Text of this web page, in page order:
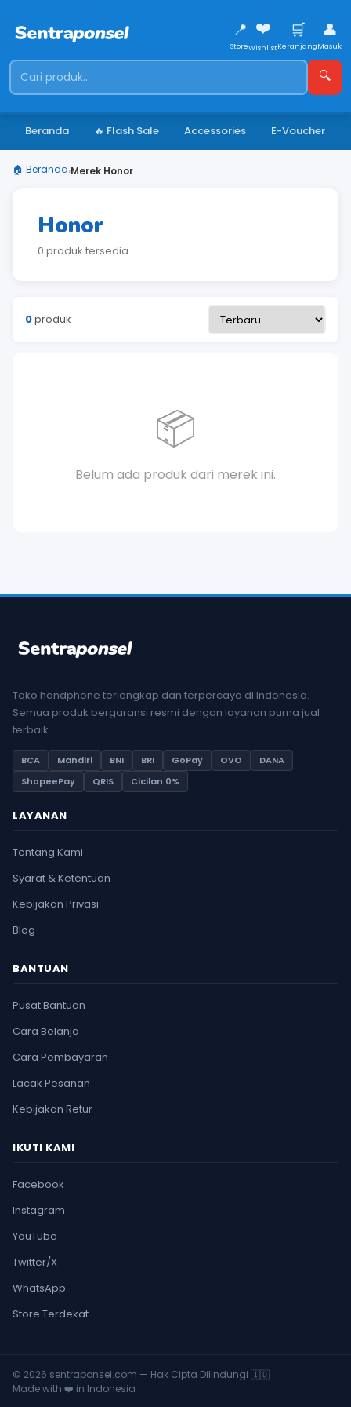
📍
Store
❤️
Wishlist
🛒
Keranjang
👤
Masuk
🔍
Beranda 🔥 Flash Sale Accessories E-Voucher
🏠 Beranda›Merek Honor
Honor
0 produk tersedia
0produk
📦
Belum ada produk dari merek ini.
Toko handphone terlengkap dan terpercaya di Indonesia.
Semua produk bergaransi resmi dengan layanan purna jual
terbaik.
BCA Mandiri BNI BRI GoPay OVO
DANA
ShopeePay
QRIS Cicilan 0%
LAYANAN
Tentang Kami
Syarat & Ketentuan
Kebijakan Privasi
Blog
BANTUAN
Pusat Bantuan
Cara Belanja
Cara Pembayaran
Lacak Pesanan
Kebijakan Retur
IKUTI KAMI
Facebook
Instagram
YouTube
Twitter/X
WhatsApp
Store Terdekat
© 2026 sentraponsel.com — Hak Cipta Dilindungi 🇮🇩
Made with ❤️ in Indonesia